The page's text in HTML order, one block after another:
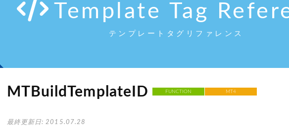
Template Tag
テンプレートタグリファレンス
MTBuildTemplateID FUNCTION MT4
最終更新日: 2015.07.28